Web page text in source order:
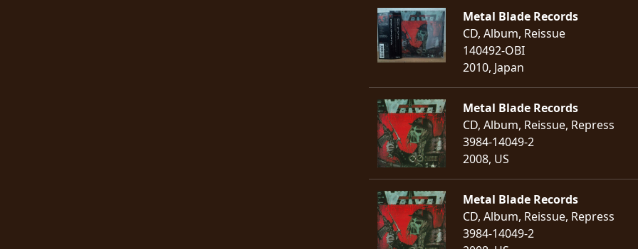
Metal Blade Records
CD, Album, Reissue
140492-OBI
2010, Japan
Metal Blade Records
CD, Album, Reissue, Repress
3984-14049-2
2008, US
Metal Blade Records
CD, Album, Reissue, Repress
3984-14049-2